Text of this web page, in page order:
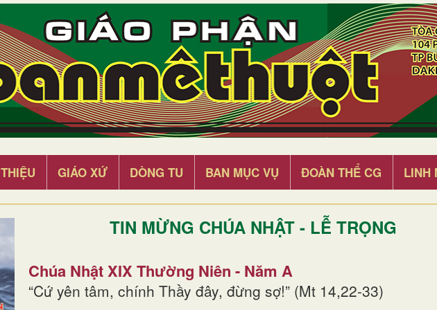
GIÁO XỨ DÒNG TU BAN MỤC VỤ ĐOÀN THỂ CG LINH
TIN MỪNG CHÚA NHẬT - LỄ TRỌNG
Chúa Nhật XIX Thường Niên - Năm A
“Cứ yên tâm, chính Thầy đây, đừng sợ!” (Mt 14,22-33)